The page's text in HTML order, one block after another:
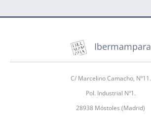
Ibermampara
C/ Marcelino Camacho, Nº11.
Pol. Industrial Nº1.
28938 Móstoles (Madrid)